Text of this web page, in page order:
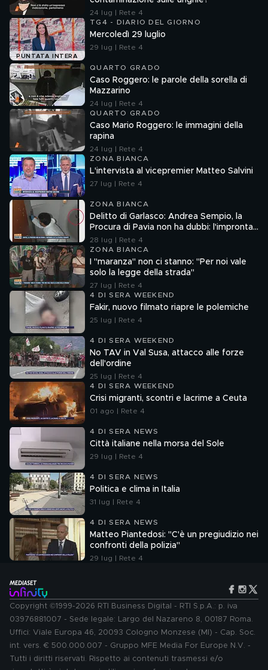
24 lug | Rete 4
PUNTATA INTERA
TG4 - DIARIO DEL GIORNO
Mercoledì 29 luglio
29 lug | Rete 4
QUARTO GRADO
Caso Roggero: le parole della sorella di
Mazzarino
24 lug | Rete 4
QUARTO GRADO
Caso Mario Roggero: le immagini della
rapina
24 lug | Rete 4
ZONA BIANCA
L'intervista al vicepremier Matteo Salvini
27 lug | Rete 4
ZONA BIANCA
Delitto di Garlasco: Andrea Sempio, la
Procura di Pavia non ha dubbi: l'impronta
33 è la pistola fumante
28 lug | Rete 4
ZONA BIANCA
I "maranza" non ci stanno: "Per noi vale
solo la legge della strada"
27 lug | Rete 4
4 DI SERA WEEKEND
Fakir, nuovo filmato riapre le polemiche
25 lug | Rete 4
4 DI SERA WEEKEND
No TAV in Val Susa, attacco alle forze
dell'ordine
25 lug | Rete 4
4 DI SERA WEEKEND
Crisi migranti, scontri e lacrime a Ceuta
01 ago | Rete 4
4 DI SERA NEWS
Città italiane nella morsa del Sole
29 lug | Rete 4
4 DI SERA NEWS
Politica e clima in Italia
31 lug | Rete 4
4 DI SERA NEWS
Matteo Piantedosi: "C'è un pregiudizio nei
confronti della polizia"
29 lug | Rete 4
Copyright ©1999-2026 RTI Business Digital - RTI S.p.A.: p. iva
03976881007 - Sede legale: Largo del Nazareno 8, 00187 Roma.
Uffici: Viale Europa 46, 20093 Cologno Monzese (MI) - Cap. Soc.
int. vers. € 500.000.007 - Gruppo MFE Media For Europe N.V. -
Tutti i diritti riservati. Rispetto ai contenuti trasmessi e/o